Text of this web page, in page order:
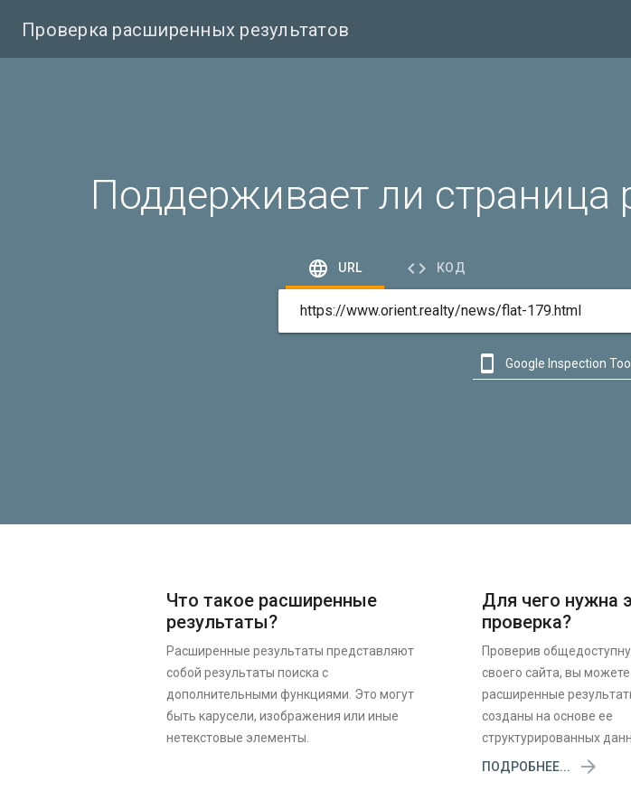
Проверка расширенных результатов
Поддерживает ли страница
 URL  КОД
 Google Inspection
Что такое расширенные
результаты?
Расширенные результаты представляют
собой результаты поиска с
дополнительными функциями. Это могут
быть карусели, изображения или иные
нетекстовые элементы.
Для чего нужна
проверка?
Проверив
своего сайта, вы можете
расширенные
созданы на основе ее
структурированных
ПОДРОБНЕЕ...
